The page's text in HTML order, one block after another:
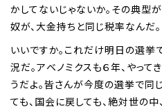
かしてないじゃないか。その典型
奴が、大金持ちと同じ税率なんだ。
いいですか。これだけ明日の選挙
況だ。アベノミクスも６年、やっ
うだよ。皆さんが今度の選挙で同
ても、国会に戻しても、絶対世の